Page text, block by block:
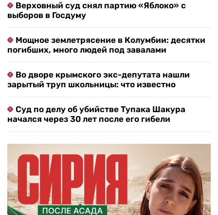
Верховный суд снял партию «Яблоко» с
выборов в Госдуму
Мощное землетрясение в Колумбии: десятки
погибших, много людей под завалами
Во дворе крымского экс-депутата нашли
зарытый труп школьницы: что известно
Суд по делу об убийстве Тупака Шакура
начался через 30 лет после его гибели